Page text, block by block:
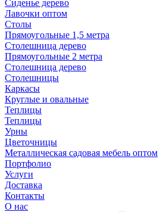
Сиденье дерево
Лавочки оптом
Столы
Прямоугольные 1,5 метра
Столешница дерево
Прямоугольные 2 метра
Столешница дерево
Столешницы
Каркасы
Круглые и овальные
Теплицы
Теплицы
Урны
Цветочницы
Металлическая садовая мебель оптом
Портфолио
Услуги
Доставка
Контакты
О нас